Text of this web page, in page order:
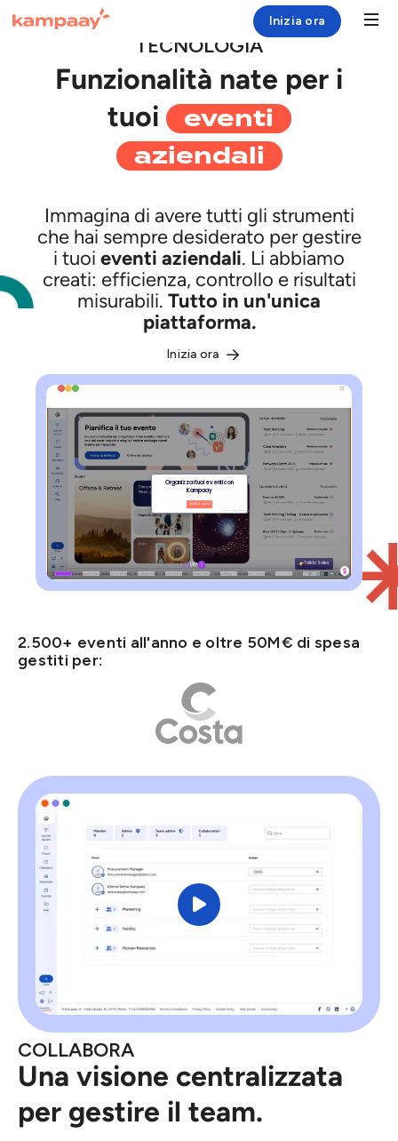
Soluzione
Case Study
Risorse
Chi siamo
Login
Inizia ora
TECNOLOGIA
Funzionalità nate per i
tuoi
eventi
aziendali
Immagina di avere tutti gli strumenti
che hai sempre desiderato per gestire
i tuoi eventi aziendali. Li abbiamo
creati: efficienza, controllo e risultati
misurabili. Tutto in un'unica
piattaforma.
Inizia ora 
2.500+ eventi all'anno e oltre 50M€ di spesa
gestiti per:

COLLABORA
Una visione centralizzata
per gestire il team.